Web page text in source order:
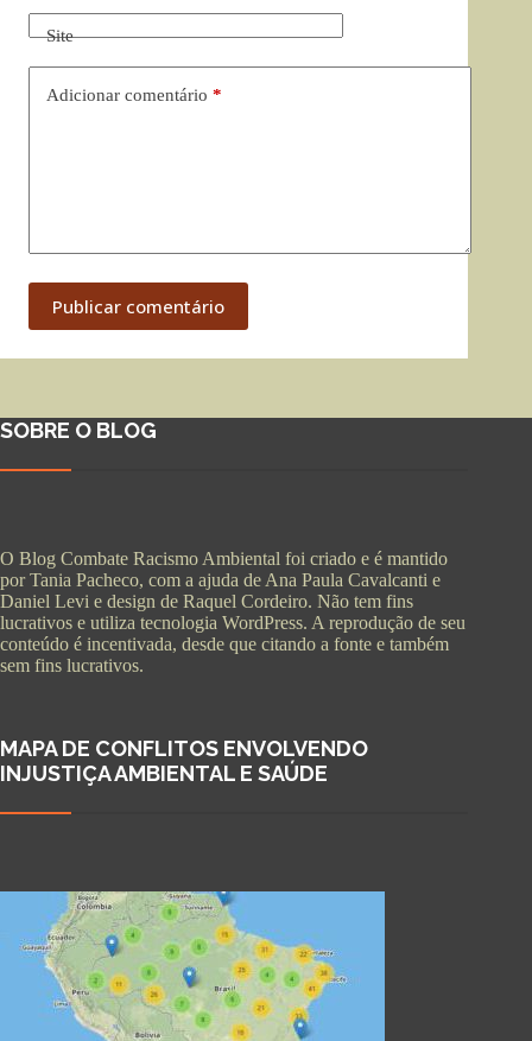
Site
Adicionar comentário *
Publicar comentário
SOBRE O BLOG
O Blog Combate Racismo Ambiental foi criado e é mantido
por Tania Pacheco, com a ajuda de Ana Paula Cavalcanti e
Daniel Levi e design de Raquel Cordeiro. Não tem fins
lucrativos e utiliza tecnologia WordPress. A reprodução de seu
conteúdo é incentivada, desde que citando a fonte e também
sem fins lucrativos.
MAPA DE CONFLITOS ENVOLVENDO
INJUSTIÇA AMBIENTAL E SAÚDE